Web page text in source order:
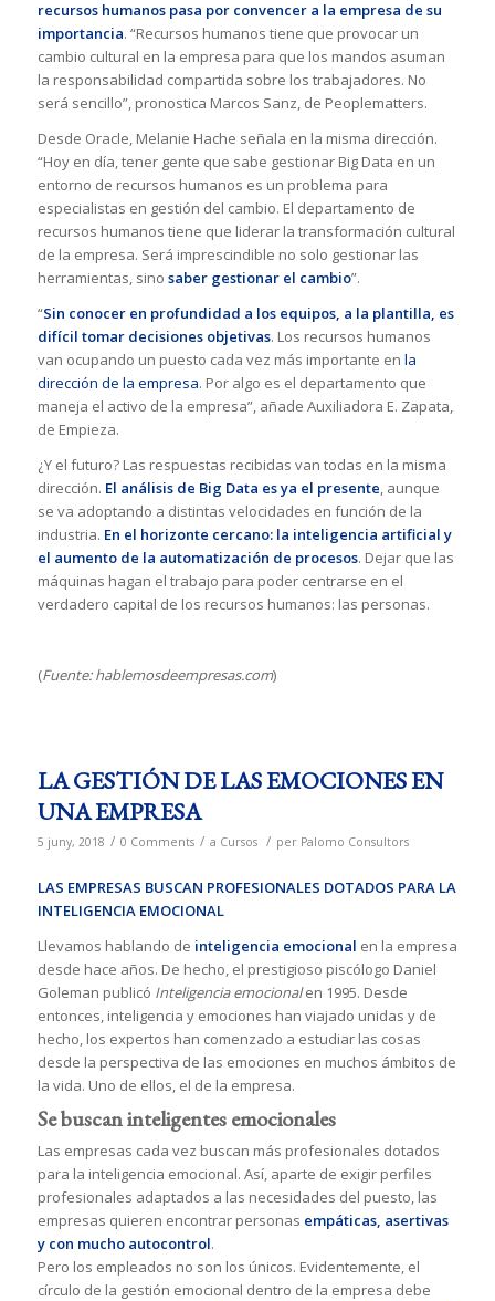
recursos humanos pasa por convencer a la empresa de su
importancia. “Recursos humanos tiene que provocar un
cambio cultural en la empresa para que los mandos asuman
la responsabilidad compartida sobre los trabajadores. No
será sencillo”, pronostica Marcos Sanz, de Peoplematters.
Desde Oracle, Melanie Hache señala en la misma dirección.
“Hoy en día, tener gente que sabe gestionar Big Data en un
entorno de recursos humanos es un problema para
especialistas en gestión del cambio. El departamento de
recursos humanos tiene que liderar la transformación cultural
de la empresa. Será imprescindible no solo gestionar las
herramientas, sino saber gestionar el cambio”.
“Sin conocer en profundidad a los equipos, a la plantilla, es
difícil tomar decisiones objetivas. Los recursos humanos
van ocupando un puesto cada vez más importante en la
dirección de la empresa. Por algo es el departamento que
maneja el activo de la empresa”, añade Auxiliadora E. Zapata,
de Empieza.
¿Y el futuro? Las respuestas recibidas van todas en la misma
dirección. El análisis de Big Data es ya el presente, aunque
se va adoptando a distintas velocidades en función de la
industria. En el horizonte cercano: la inteligencia artificial y
el aumento de la automatización de procesos. Dejar que las
máquinas hagan el trabajo para poder centrarse en el
verdadero capital de los recursos humanos: las personas.
(Fuente: hablemosdeempresas.com)
LA GESTIÓN DE LAS EMOCIONES EN
UNA EMPRESA
5 juny, 2018 / 0 Comments / a Cursos / per Palomo Consultors
LAS EMPRESAS BUSCAN PROFESIONALES DOTADOS PARA LA
INTELIGENCIA EMOCIONAL
Llevamos hablando de inteligencia emocional en la empresa
desde hace años. De hecho, el prestigioso piscólogo Daniel
Goleman publicó Inteligencia emocionalen 1995. Desde
entonces, inteligencia y emociones han viajado unidas y de
hecho, los expertos han comenzado a estudiar las cosas
desde la perspectiva de las emociones en muchos ámbitos de
la vida. Uno de ellos, el de la empresa.
Se buscan inteligentes emocionales
Las empresas cada vez buscan más profesionales dotados
para la inteligencia emocional. Así, aparte de exigir perfiles
profesionales adaptados a las necesidades del puesto, las
empresas quieren encontrar personas empáticas, asertivas
y con mucho autocontrol.
Pero los empleados no son los únicos. Evidentemente, el
círculo de la gestión emocional dentro de la empresa debe